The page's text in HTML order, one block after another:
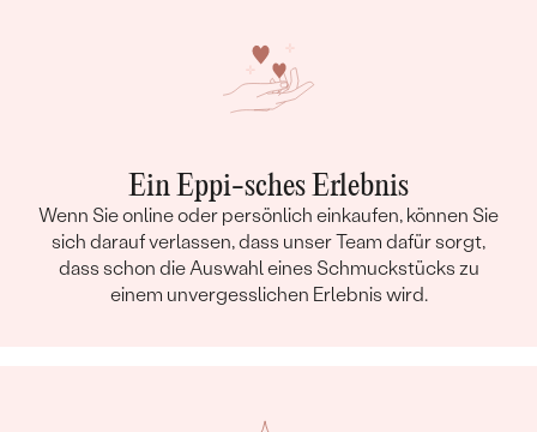
Ein Eppi-sches Erlebnis
Wenn Sie online oder persönlich einkaufen, können Sie
sich darauf verlassen, dass unser Team dafür sorgt,
dass schon die Auswahl eines Schmuckstücks zu
einem unvergesslichen Erlebnis wird.